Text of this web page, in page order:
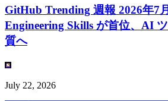
GitHub Trending 週報 2026年7
Engineering Skills が首位、AI
質へ
July 22, 2026